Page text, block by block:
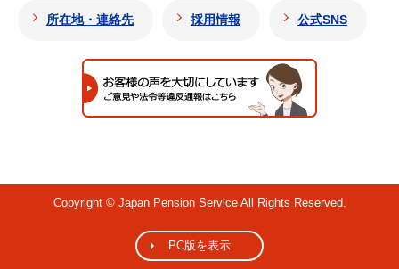
所在地・連絡先 採用情報 公式SNS
Copyright © Japan Pension Service All Rights Reserved.
PC版を表示